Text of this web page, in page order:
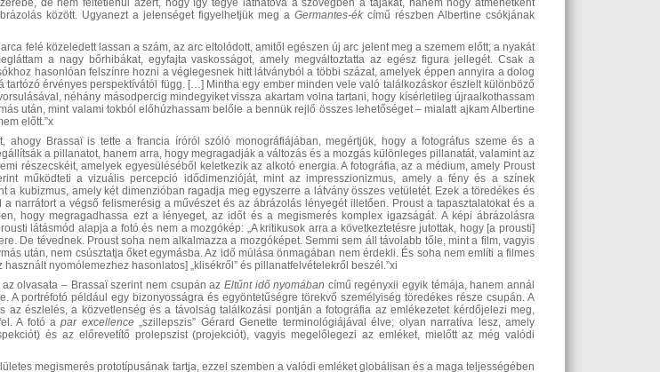
de nem feltétlenül azért, hogy így tegye láthatóvá a szövegben a tájakat, hanem hogy átmenetként
között. Ugyanezt a jelenséget figyelhetjük meg a Germantes-ék című részben Albertine csókjának
felé közeledett lassan a szám, az arc eltolódott, amitől egészen új arc jelent meg a szemem előtt; a nyakát
a nagy bőrhibákat, egyfajta vaskosságot, amely megváltoztatta az egész figura jellegét. Csak a
hasonlóan felszínre hozni a véglegesnek hitt látványból a többi százat, amelyek éppen annyira a dolog
érvényes perspektívától függ. […] Mintha egy ember minden vele való találkozáskor észlelt különböző
néhány másodpercig mindegyiket vissza akartam volna tartani, hogy kísérletileg újraalkothassam
után, mint valami tokból előhúzhassam belőle a bennük rejlő összes lehetőséget ‒ mialatt ajkam Albertine
előtt.”x
ahogy Brassaï is tette a francia íróról szóló monográfiájában, megértjük, hogy a fotográfus szeme és a
a pillanatot, hanem arra, hogy megragadják a változás és a mozgás különleges pillanatát, valamint az
részecskéit, amelyek egyesüléséből keletkezik az alkotó energia. A fotográfia, az a médium, amely Proust
működteti a vizuális percepció idődimenzióját, mint az impresszionizmus, amely a fény és a színek
a kubizmus, amely két dimenzióban ragadja meg egyszerre a látvány összes vetületét. Ezek a töredékes és
narrátort a végső felismerésig a művészet és az ábrázolás lényegét illetően. Proust a tapasztalatokat és a
hogy megragadhassa ezt a lényeget, az időt és a megismerés komplex igazságát. A képi ábrázolásra
látásmód alapja a fotó és nem a mozgókép: „A kritikusok arra a következtetésre jutottak, hogy [a prousti]
De tévednek. Proust soha nem alkalmazza a mozgóképet. Semmi sem áll távolabb tőle, mint a film, vagyis
után, nem csúsztatja őket egymásba. Az idő múlása önmagában nem érdekli. És soha nem említi a filmes
nyomólemezhez hasonlatos] „klisékről” és pillanatfelvételekről beszél.”xi
olvasata ‒ Brassaï szerint nem csupán az Eltűnt idő nyomában című regényxii egyik témája, hanem annál
A portréfotó például egy bizonyosságra és egyöntetűségre törekvő személyiség töredékes része csupán. A
az észlelés, a közvetlenség és a távolság találkozási pontján a fotográfia az emlékezetet kérdőjelezi meg,
A fotó apar excellence„szillepszis” Gérard Genette terminológiájával élve; olyan narratíva lesz, amely
és az előrevetítő prolepszist (projekciót), vagyis megelőlegezi az emléket, mielőtt az még valódi
megismerés prototípusának tartja, ezzel szemben a valódi emléket globálisan és a maga teljességében